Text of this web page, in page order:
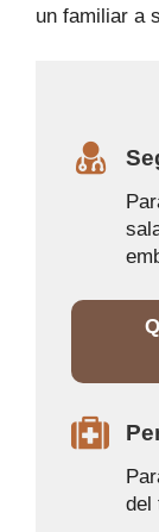
un familiar a
del